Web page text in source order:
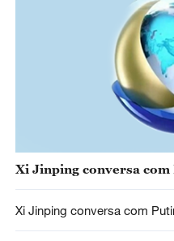
Xi Jinping conversa
Xi Jinping conversa com